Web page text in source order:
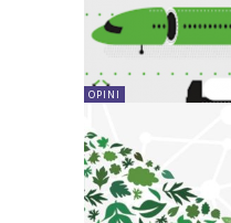
OPINI